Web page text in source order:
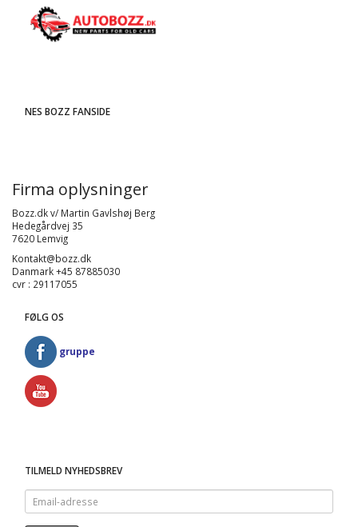
NES BOZZ FANSIDE
Firma oplysninger
Bozz.dk v/ Martin Gavlshøj Berg
Hedegårdvej 35
7620 Lemvig
Kontakt@bozz.dk
Danmark +45 87885030
cvr : 29117055
FØLG OS
gruppe
TILMELD NYHEDSBREV
Email-
adresse